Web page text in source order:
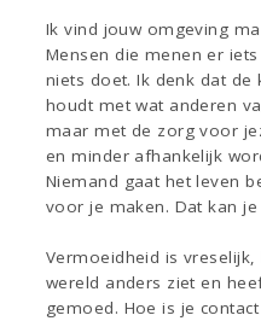
Ik vind jouw omgeving
Mensen die menen er
niets doet. Ik denk dat de
houdt met wat anderen
maar met de zorg voor
en minder afhankelijk
Niemand gaat het leven
voor je maken. Dat kan
Vermoeidheid is
wereld anders ziet en
gemoed. Hoe is je